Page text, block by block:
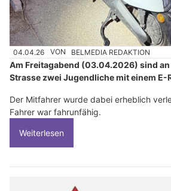
04.04.26 VON BELMEDIA REDAKTION
Am Freitagabend (03.04.2026) sind
Strasse zwei Jugendliche mit einem E-
Der Mitfahrer wurde dabei erheblich
Fahrer war fahrunfähig.
Weiterlesen